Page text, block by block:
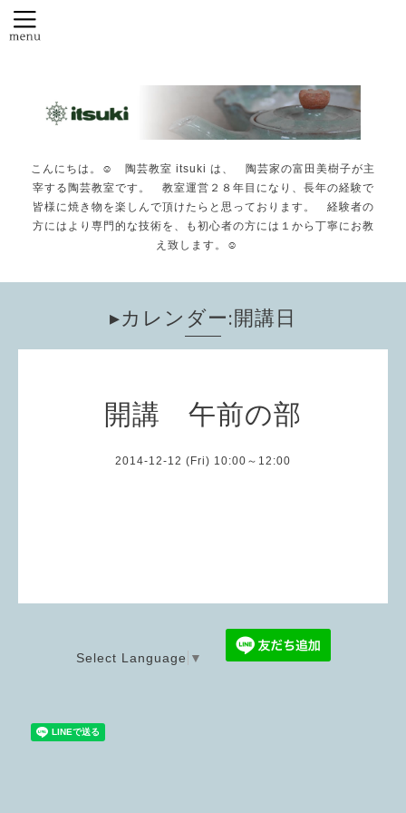
こんにちは。☺️ 陶芸教室 itsuki は、 陶芸家の富田美樹子が主
宰する陶芸教室です。 教室運営２８年目になり、長年の経験で
皆様に焼き物を楽しんで頂けたらと思っております。 経験者の
方にはより専門的な技術を、も初心者の方には１から丁寧にお教
え致します。☺️
▸カレンダー:開講日
開講 午前の部
2014-12-12 (Fri) 10:00～12:00
Select Language ▼